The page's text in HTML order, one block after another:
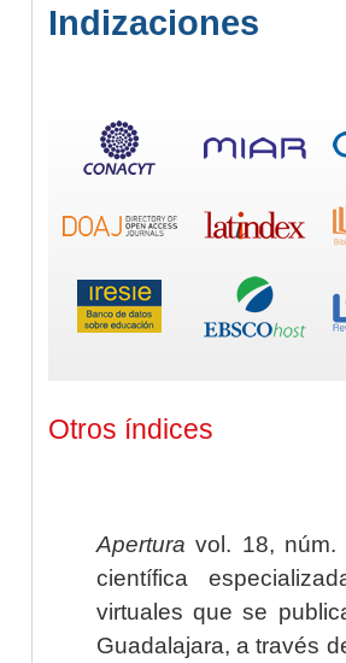
Indizaciones
Otros índices
Apertura vol. 18, núm.
científica
virtuales que se
Guadalajara, a través